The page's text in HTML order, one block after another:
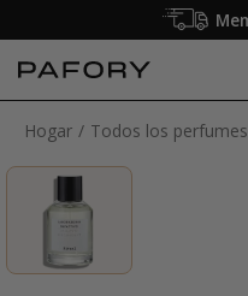
Hogar Todos los perfumes